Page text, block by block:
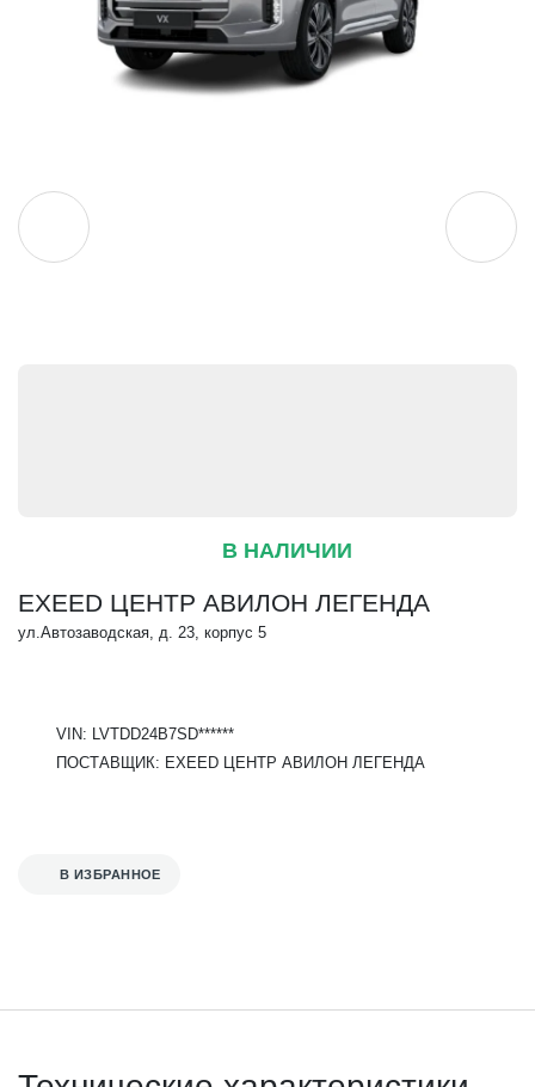
В НАЛИЧИИ
EXEED ЦЕНТР АВИЛОН ЛЕГЕНДА
ул.Автозаводская, д. 23, корпус 5
VIN: LVTDD24B7SD******
ПОСТАВЩИК: EXEED ЦЕНТР АВИЛОН ЛЕГЕНДА
В ИЗБРАННОЕ